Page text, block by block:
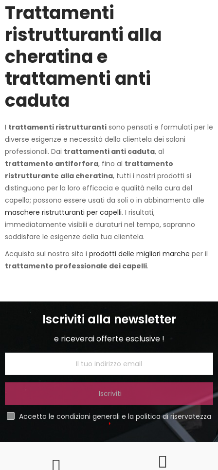
Trattamenti
ristrutturanti alla
cheratina e
trattamenti anti
caduta
I trattamenti ristrutturanti sono pensati e formulati per le
diverse esigenze e necessità della clientela dei saloni
professionali. Dai trattamenti anti caduta, al
trattamento antiforfora, fino al trattamento
ristrutturante alla cheratina, tutti i nostri prodotti si
distinguono per la loro efficacia e qualità nella cura del
capello; possono essere usati da soli o in abbinamento alle
maschere ristrutturanti per capelli. I risultati,
immediatamente visibili e duraturi nel tempo, sapranno
soddisfare le esigenze della tua clientela.
Acquista sul nostro sito i prodotti delle migliori marche per il
trattamento professionale dei capelli.
Iscriviti alla newsletter
e riceverai offerte esclusive !
Iscriviti
Accetto le condizioni generali e la politica di riservatezza